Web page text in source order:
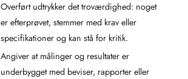
Overført udtrykker det troværdighed: noget
er efterprøvet, stemmer med krav eller
specifikationer og kan stå for kritik.
Angiver at målinger og resultater er
underbygget med beviser, rapporter eller